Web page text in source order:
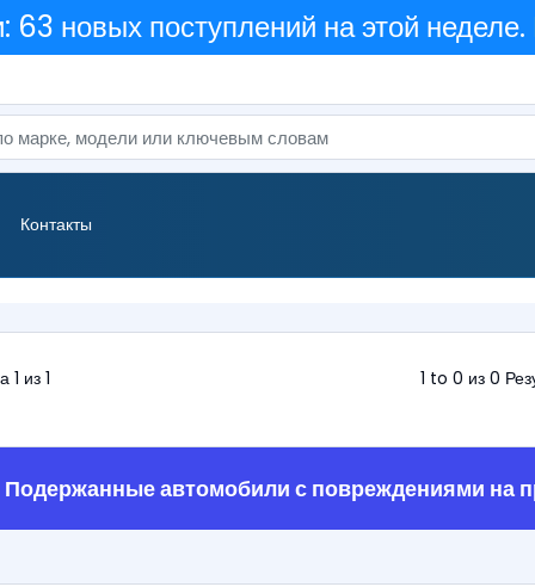
новых поступлений на этой неделе.
Контакты
1 из 1 1 to 0 из 0
автомобили с повреждениями на